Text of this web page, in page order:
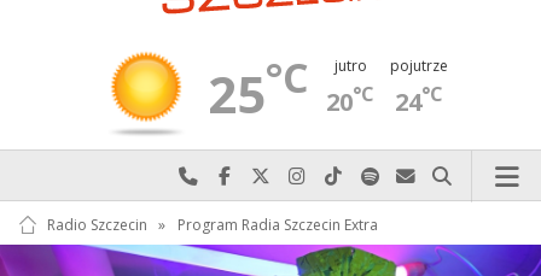
25°C jutro
20°C
pojutrze
24°C
Najlepiej po prostu do nas zadzwoń
Odwiedź nas na Facebook-u
Odwiedź nas na X
Odwiedź nas na Instagram-ie
Odwiedź nas na TikTok-u
Szukaj nas na Spotify
Wyślij do nas
Szukaj
Radio Szczecin » Program Radia Szczecin Extra